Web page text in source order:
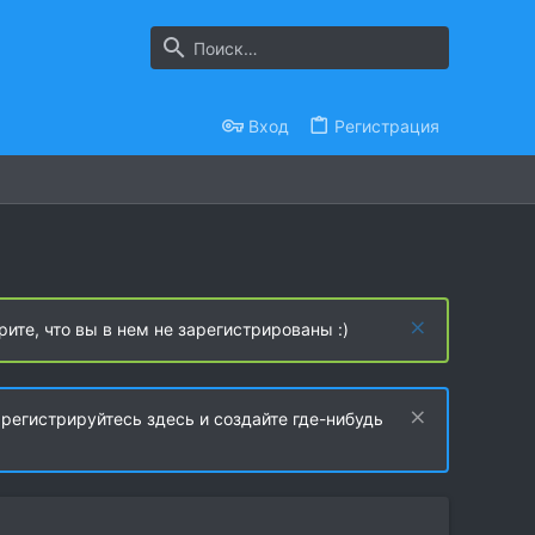
Вход Регистрация
что вы в нем не зарегистрированы :)
здесь и создайте где-нибудь